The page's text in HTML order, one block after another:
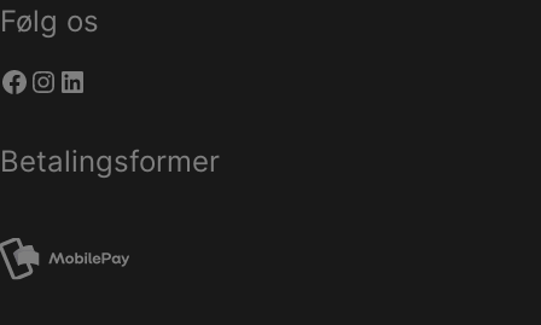
Følg os
Facebook
Instagram
LinkedIn
Betalingsformer